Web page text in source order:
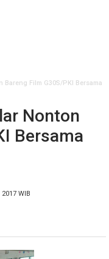
Bareng Film G30S/PKI Bersama
Nonton
Bersama
WIB